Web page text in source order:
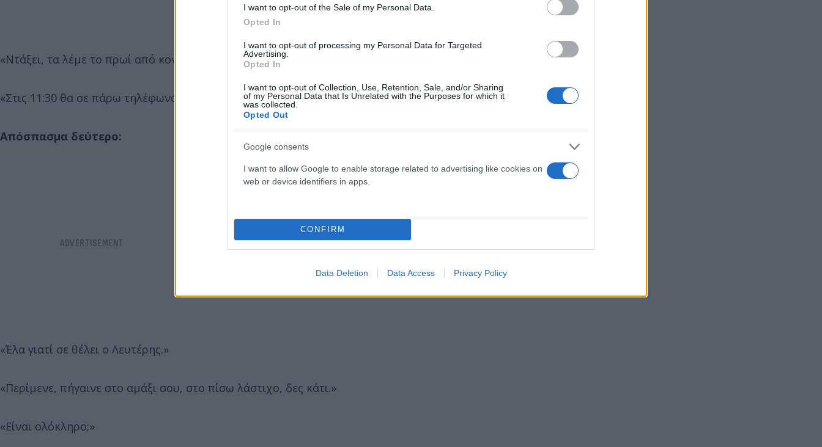
I want to opt-out of the Sale of my Personal Data.
Opted In
I want to opt-out of processing my Personal Data for Targeted
Advertising.
Opted In
I want to opt-out of Collection, Use, Retention, Sale, and/or Sharing
of my Personal Data that Is Unrelated with the Purposes for which it
was collected.
Opted Out
Google consents
I want to allow Google to enable storage related to advertising like cookies on
web or device identifiers in apps.
CONFIRM
Data Deletion Data Access Privacy Policy
«Ντάξει, τα λέμε το πρωί από κοντά.»
«Στις 11:30 θα σε πάρω τηλέφωνο.»
Απόσπασμα δεύτερο:
«Έλα γιατί σε θέλει ο Λευτέρης.»
«Περίμενε, πήγαινε στο αμάξι σου, στο πίσω λάστιχο, δες κάτι.»
«Είναι ολόκληρο;»